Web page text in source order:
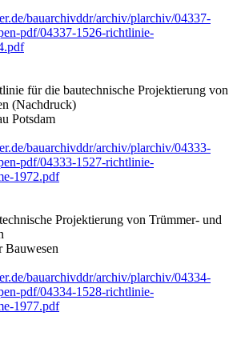
bauarchivddr/archiv/plarchiv/04337-
pdf/04337-1526-richtlinie-
für die bautechnische Projektierung von
(Nachdruck)
Potsdam
bauarchivddr/archiv/plarchiv/04333-
pdf/04333-1527-richtlinie-
1972.pdf
Projektierung von Trümmer- und
Bauwesen
bauarchivddr/archiv/plarchiv/04334-
pdf/04334-1528-richtlinie-
1977.pdf